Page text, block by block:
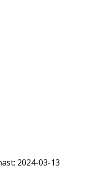
2024-03-13